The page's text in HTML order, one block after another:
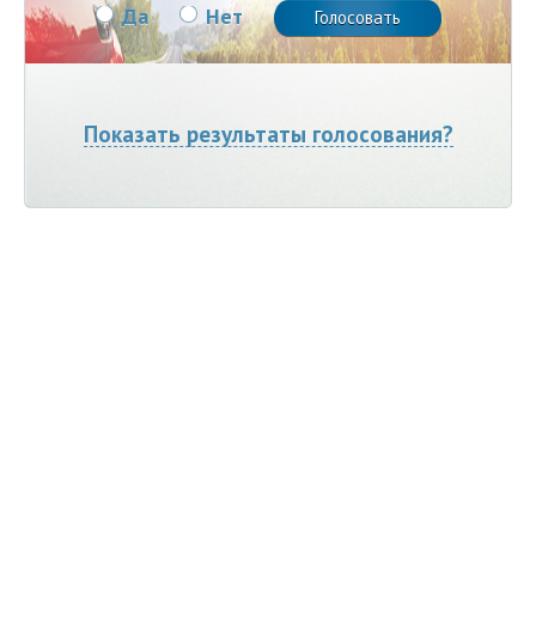
Да Нет
Показать результаты голосования?